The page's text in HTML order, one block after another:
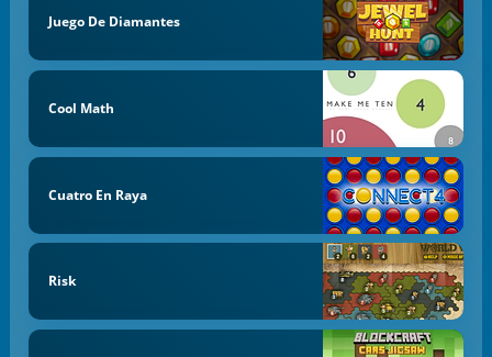
Juego De Diamantes
Cool Math
Cuatro En Raya
Risk